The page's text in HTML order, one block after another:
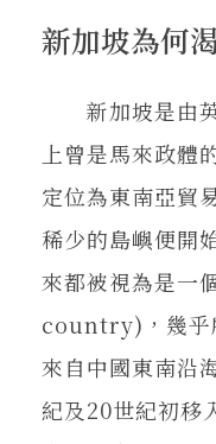
新加坡為何
新加坡是由英
上曾是馬來政體
定位為東南亞貿
稀少的島嶼便開
來都被視為是
country)，幾乎
來自中國東南沿
紀及20世紀初移